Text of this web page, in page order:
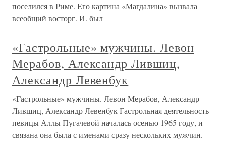
поселился в Риме. Его картина «Магдалина» вызвала
всеобщий восторг. И. был
«Гастрольные» мужчины. Левон
Мерабов, Александр Лившиц,
Александр Левенбук
«Гастрольные» мужчины. Левон Мерабов, Александр
Лившиц, Александр Левенбук Гастрольная деятельность
певицы Аллы Пугачевой началась осенью 1965 году, и
связана она была с именами сразу нескольких мужчин.